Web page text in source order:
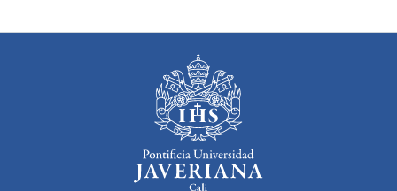
modelo contempla un agente
completamente integrado con el SharePoint
universitario para la búsqueda de
información tanto administrativa como
académica que servirá de base de
conocimiento para el agente. Este modelo